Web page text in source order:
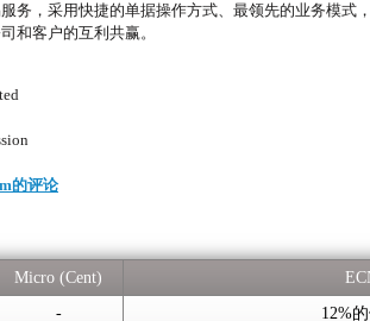
务，采用快捷的单据操作方式、最领先的业务模式
和客户的互利共赢。
的评论
Micro (Cent)
-
12%